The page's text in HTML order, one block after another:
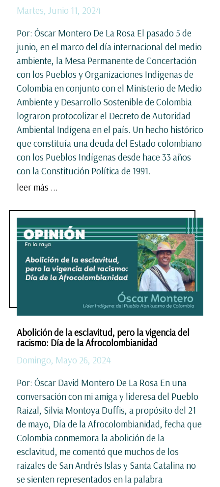
Martes, Junio 11, 2024
Por: Óscar Montero De La Rosa El pasado 5 de
junio, en el marco del día internacional del medio
ambiente, la Mesa Permanente de Concertación
con los Pueblos y Organizaciones Indígenas de
Colombia en conjunto con el Ministerio de Medio
Ambiente y Desarrollo Sostenible de Colombia
lograron protocolizar el Decreto de Autoridad
Ambiental Indígena en el país. Un hecho histórico
que constituía una deuda del Estado colombiano
con los Pueblos Indígenas desde hace 33 años
con la Constitución Política de 1991.
leer más ...
Abolición de la esclavitud, pero la vigencia del
racismo: Día de la Afrocolombianidad
Domingo, Mayo 26, 2024
Por: Óscar David Montero De La Rosa En una
conversación con mi amiga y lideresa del Pueblo
Raizal, Silvia Montoya Duffis, a propósito del 21
de mayo, Día de la Afrocolombianidad, fecha que
Colombia conmemora la abolición de la
esclavitud, me comentó que muchos de los
raizales de San Andrés Islas y Santa Catalina no
se sienten representados en la palabra